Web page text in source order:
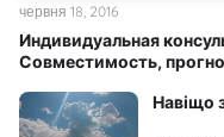
Индивидуальная
Совместимость,
червня 18, 2016
Навіщо